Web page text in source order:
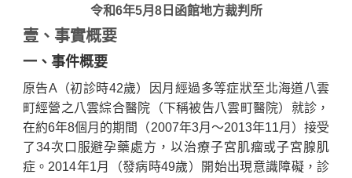
令和6年5月8日函館地方裁判所
壹、事實概要
一、事件概要
原告A（初診時42歲）因月經過多等症狀至北海道八雲
町經營之八雲綜合醫院（下稱被告八雲町醫院）就診，
在約6年8個月的期間（2007年3月～2013年11月）接受
了34次口服避孕藥處方，以治療子宮肌瘤或子宮腺肌
症。2014年1月（發病時49歲）開始出現意識障礙，診